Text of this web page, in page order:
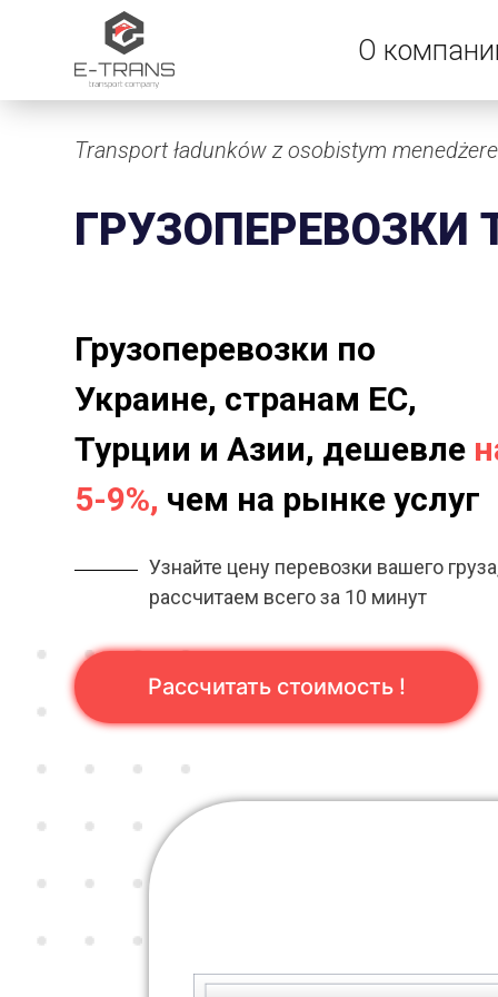
О
Transport ładunków z osobistym
ГРУЗОПЕРЕВОЗКИ
Грузоперевозки по
Украине, странам ЕС,
Турции и Азии, дешевле
5-9%, чем на рынке услуг
Узнайте цену перевозки вашего
рассчитаем всего за 10 минут
Рассчитать стоимость !